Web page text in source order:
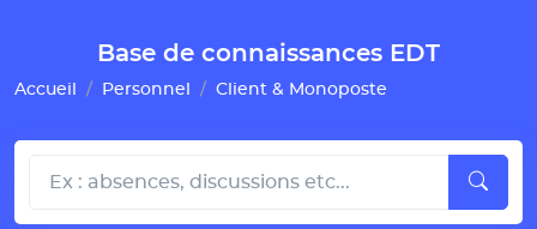
Base de connaissances EDT
Accueil Personnel Client & Monoposte